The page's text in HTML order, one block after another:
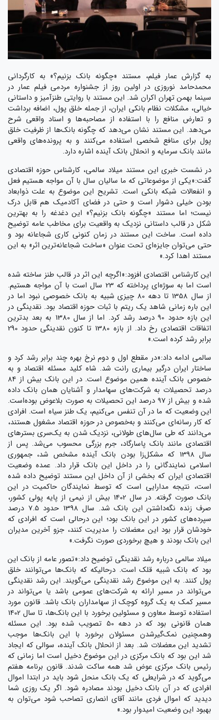
به گزارش عمار فیلم، مستند «چگونه بانک بزنیم؟» به کارگردانی
محمدحامد نوروزی در اولین روز از جشنواره مردمی فیلم عمار در
سینما بهمن تهران اکران شد. این مستند با روایتی طنزآمیز و داستانی
خیالی، مشکلات نظام بانکی ایران، از جمله خلق پول، اضافه برداشت
و تعارض منافع را با استفاده از مصاحبه‌ها و اسناد واقعی شرح
می‌دهد. این مستند نشان می‌دهد که چگونه بانک‌ها از ظرفیت خلق
پول برای منافع شخصی استفاده می‌کنند و به پرونده‌های واقعی
مانند بانک سرمایه و انحلال بانک آینده اشاره دارد.
در نشست خبری این مستند میلاد سالمی، کارشناس حوزه اقتصادی
گفت:«یکی از موضوعاتی که ما سالیان سال با آن مواجه هستیم فعل
و انفعالات شبکه بانکی است. تشریح این موضوع به علت ذوابعاد
بودن خیلی دشوار است و حتی در فضای آکادمیک هم قابل درک
نیست؛ اما مستند «چگونه بانک بزنیم؟» این دغدغه را به بهترین
شکل در قالب داستانی نزدیک به واقعیت برای مخاطب عامه توضیح
داده است. ساخت این مستند در زمان کنونی کاری شجاعانه بود و
حتی می‌توان جایزه‌‌ای تحت عنوان «ساخت شجاعانه‌ترین اثر» به این
مستند اهدا کرد.»
این کارشناس اقتصادی افزود:«اگرچه این اثر در قالب طنز ساخته شده
است اما به سوژه‌ای پرداخته که 23 سال است با آن مواجه هستیم.
از سال 1358 تا دهه 80 چیزی شبیه به بانک خصوصی نبود اما در
این باره زمانی شاهد یک ریتم با ثبات حوزه اقتصاد بود. نقدینگی در
این بازه حدود 90 درصد رشد کرد. اما از سال 1380 به بعد بدترین
اتفاقات اقتصادی رخ داد. از بازه 1380 تا کنون نقدینگی حدود 290
برابر رشد کرده است.»
سالمی ادامه داد:«در مقطع اول و دوم نرخ بهره چند برابر رشد کرد و
ساختار ایران درگیر بیماری رانت شد. شاه کلید مسئله اقتصاد و به
خصوص بانک آینده همین موضوع است.‌ در این بانک بیش از 84
درصد تحصیلات به شرکت‌های سهامدار و آشنایان همان بانک داده
شده و بیش از 97 درصد این تحصیلات به صورت بلاعوض بوده‌است.
این وضعیت که ما در آن تنفس می‌کنیم، یک طنز سیاه است. افرادی
که کار رسانه‌ای می‌کنند و به‌خصوص در حوزه اقتصاد مشغول هستند،
می‌دانند که طی سال‌های طولانی، نزدیک شدن به یک‌سری بسترهای
اقتصادی مانند بانک پاسارگاد، جرم بزرگی محسوب می‌شد. پس از
سال 1398 که مشکل‌زا بودن بانک آینده مشخص شد، جمهوری
اسلامی نمایندگانی را در داخل این بانک قرار داد. عمده وضعیت
اقتصادی ایران که بخشی از آن داخل این مستند توضیح داده شده
است، نتیجه مدارایی است که توسط نمایندگان حاکمیت در این
بانک صورت گرفته. در سال 1402 بیش از نیمی از پایه پولی کشور،
صرف زنده نگه‌داشتن این بانک شد. سال 1398 حدود 7.5 درصد
سپرده‌های کشور در این بانک بود؛ این درحالی است که افرادی که
خودشان قرار بود این معضلات را مدیریت کنند، جزو آخرین مدیران
این بانک بودند و هیچ برخوردی صورت نگرفت.»
میلاد سالمی درباره رشد نقدینگی توضیح داد:«تصور عامه از بانک این
بود که بانک شبیه قلک است. درحالیکه که بانک‌ها می‌توانند خلق
پول کنند. به این موضوع رشد نقدینگی می‌گویند. این رشد نقدینگی
می‌تواند در مسیر ارائه به شرکت‌های عمومی باشد یا می‌تواند در
مسیر کمک به یک گروه کوچک از سهامداران بانک باشد. قانون مورد
استفاده توسط معاون و مسئولین برخورد با این بانک‌ها، تا سال 1402
همان قانونی بود که در دهه 50 تصویب شده بود. این مسئله
وهمچنین نمک‌گیرشدن مسئولان برخورد با این بانک‌ها موجب
تشدید این معضلات شد. بعد از انحلال بانک آینده، سوالی که ایجاد
شد این بود که بانک مرکزی در این موضوع دخیل است اما زمانی که
رئیس بانک مرکزی عوض شد همه ساکت شدند. قانون برنامه هفتم
می‌گوید که در شرایطی که یک بانک منحل شود باید در ابتدا اموال
افرادی که در آن بانک دخیل بودند مصادره شود. اگر یک روزی شما
دیدید که اموال فردی مانند آقای انصاری تصاحب شود می‌توان به
بهبود این وضعیت امیدوار بود.»